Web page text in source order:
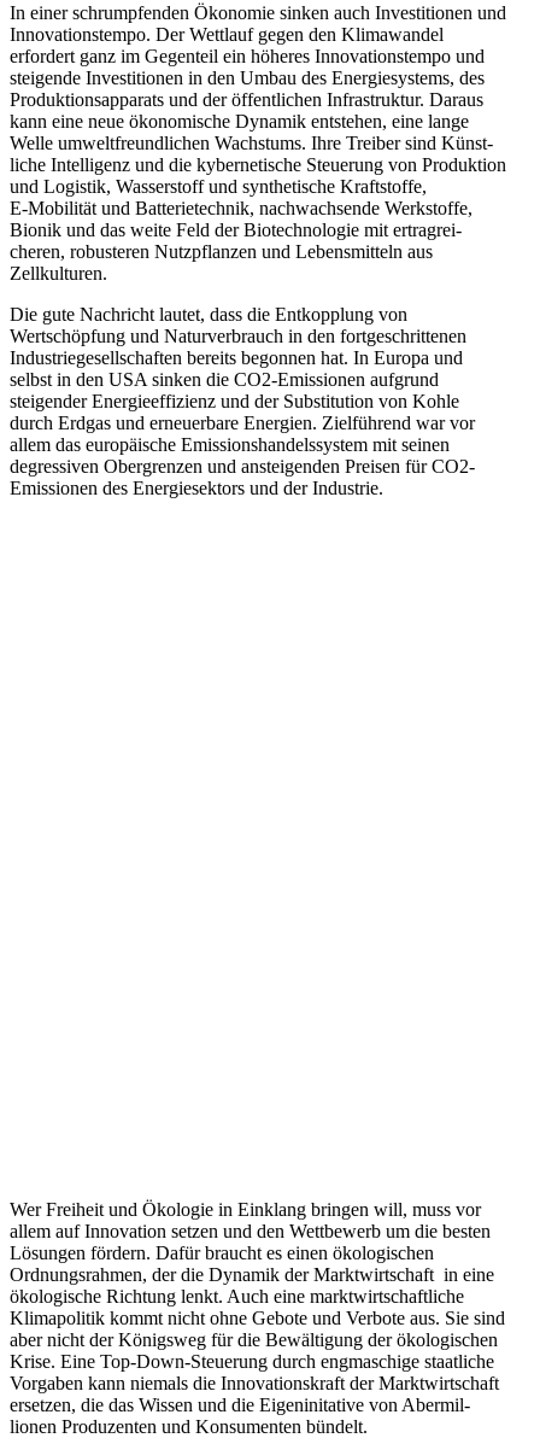
In einer schrump­fenden Ökonomie sinken auch Inves­ti­tionen und
Innova­ti­ons­tempo. Der Wettlauf gegen den Klima­wandel
erfordert ganz im Gegenteil ein höheres Innova­ti­ons­tempo und
steigende Inves­ti­tionen in den Umbau des Energie­systems, des
Produk­ti­ons­ap­parats und der öffent­lichen Infra­struktur. Daraus
kann eine neue ökono­mische Dynamik entstehen, eine lange
Welle umwelt­freund­lichen Wachstums. Ihre Treiber sind Künst­
liche Intel­ligenz und die kyber­ne­tische Steuerung von Produktion
und Logistik, Wasser­stoff und synthe­tische Kraft­stoffe,
E‑Mobilität und Batte­rie­technik, nachwach­sende Werkstoffe,
Bionik und das weite Feld der Biotech­no­logie mit ertrag­rei­
cheren, robus­teren Nutzpflanzen und Lebens­mitteln aus
Zellkulturen.
Die gute Nachricht lautet, dass die Entkopplung von
Wertschöpfung und Natur­ver­brauch in den fortge­schrit­tenen
Indus­trie­ge­sell­schaften bereits begonnen hat. In Europa und
selbst in den USA sinken die CO2-Emissionen aufgrund
steigender Energie­ef­fi­zienz und der Substi­tution von Kohle
durch Erdgas und erneu­erbare Energien. Zielführend war vor
allem das europäische Emissi­ons­han­dels­system mit seinen
degres­siven Obergrenzen und anstei­genden Preisen für CO2-
Emissionen des Energie­sektors und der Industrie.
Wer Freiheit und Ökologie in Einklang bringen will, muss vor
allem auf Innovation setzen und den Wettbewerb um die besten
Lösungen fördern. Dafür braucht es einen ökolo­gi­schen
Ordnungs­rahmen, der die Dynamik der Markt­wirt­schaft in eine
ökolo­gische Richtung lenkt. Auch eine markt­wirt­schaft­liche
Klima­po­litik kommt nicht ohne Gebote und Verbote aus. Sie sind
aber nicht der Königsweg für die Bewäl­tigung der ökologischen
Krise. Eine Top-Down-Steuerung durch engma­schige staat­liche
Vorgaben kann niemals die Innova­ti­ons­kraft der Markt­wirt­schaft
ersetzen, die das Wissen und die Eigen­in­i­tative von Abermil­
lionen Produ­zenten und Konsu­menten bündelt.